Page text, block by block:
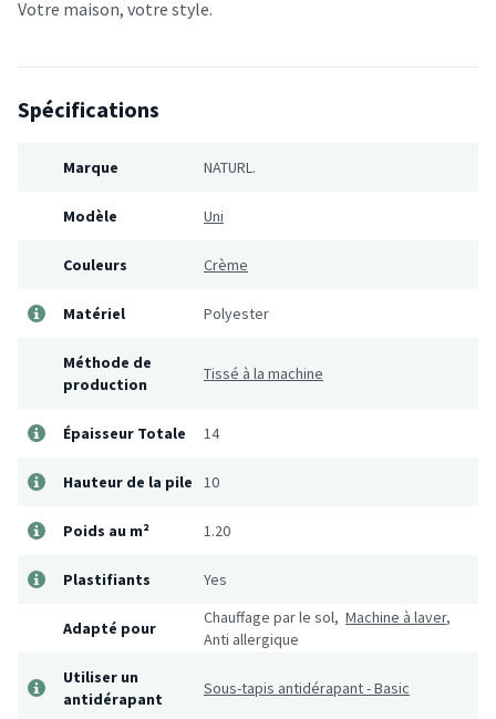
Votre maison, votre style.
Spécifications
Marque NATURL.
Modèle Uni
Couleurs Crème
Matériel Polyester
Méthode de
production
Tissé à la machine
Épaisseur Totale 14
Hauteur de la pile 10
Poids au m² 1.20
Plastifiants Yes
Adapté pour
Chauffage par le sol, Machine à laver,
Anti allergique
Utiliser un
antidérapant
Sous-tapis antidérapant - Basic